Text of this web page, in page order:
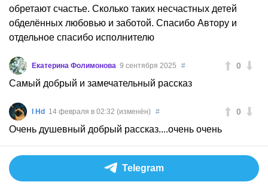
обретают счастье. Сколько таких несчастных детей
обделённых любовью и заботой. Спасибо Автору и
отдельное спасибо исполнителю
0
Екатерина Фолимонова 9 сентября 2025 #
Самый добрый и замечательный рассказ
0
I Hd 14 февраля в 02:32 (изменён) #
Очень душевный добрый рассказ....очень очень
Telegram